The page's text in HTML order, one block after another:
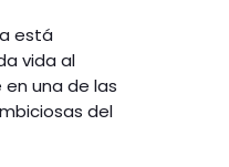
está
vida al
en una de las
del